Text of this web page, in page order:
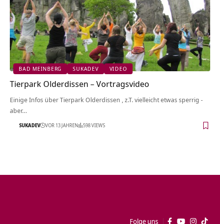
BAD MEINBERG SUKADEV VIDEO
Tierpark Olderdissen‏‎ – Vortragsvideo
Einige Infos über Tierpark Olderdissen‏‎ , z.T. vielleicht etwas sperrig -
aber…
SUKADEV VOR 13 JAHREN 598 VIEWS
Folge uns